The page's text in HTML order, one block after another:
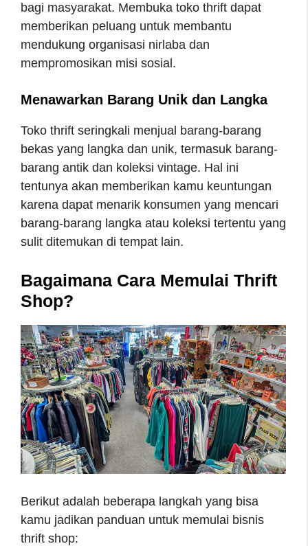
bagi masyarakat. Membuka toko thrift dapat
memberikan peluang untuk membantu
mendukung organisasi nirlaba dan
mempromosikan misi sosial.
Menawarkan Barang Unik dan Langka
Toko thrift seringkali menjual barang-barang
bekas yang langka dan unik, termasuk barang-
barang antik dan koleksi vintage. Hal ini
tentunya akan memberikan kamu keuntungan
karena dapat menarik konsumen yang mencari
barang-barang langka atau koleksi tertentu yang
sulit ditemukan di tempat lain.
Bagaimana Cara Memulai Thrift
Shop?
Berikut adalah beberapa langkah yang bisa
kamu jadikan panduan untuk memulai bisnis
thrift shop: